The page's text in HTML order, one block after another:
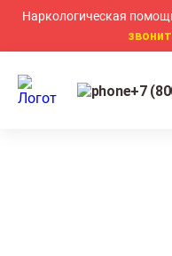
Наркологическая
+7